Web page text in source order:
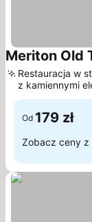
Meriton Old
Restauracja w
z kamiennymi
Od 179 zł
Zobacz ceny z